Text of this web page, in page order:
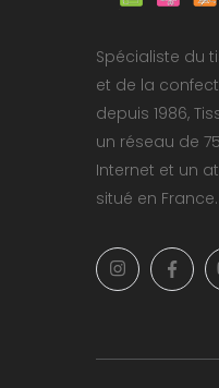
Spécialiste du
et de la
depuis 1986,
un réseau de
Internet et un
situé en France.